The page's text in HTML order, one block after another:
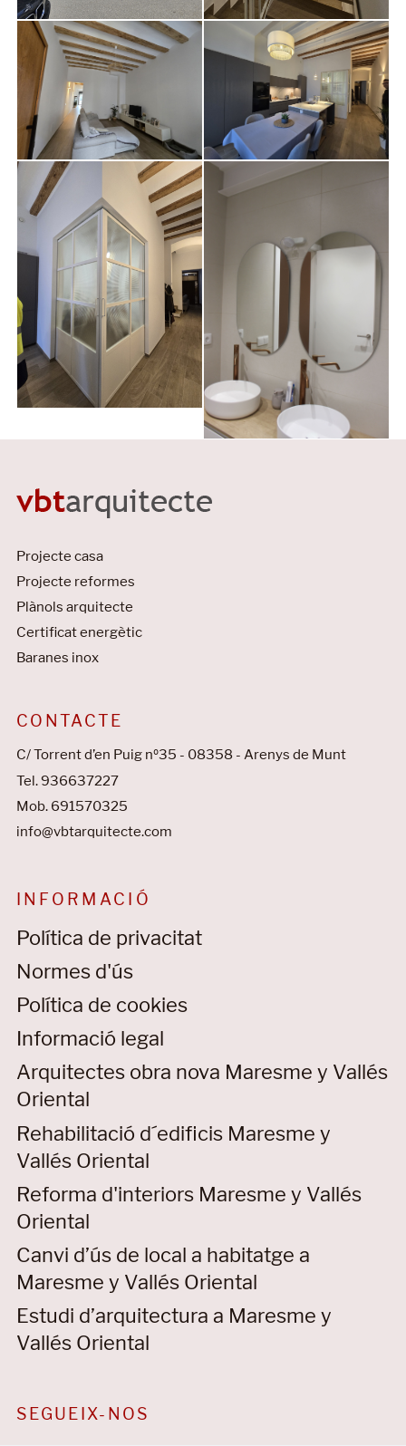
Projecte casa
Projecte reformes
Plànols arquitecte
Certificat energètic
Baranes inox
CONTACTE
C/ Torrent d’en Puig nº35 - 08358 - Arenys de Munt
Tel. 936637227
Mob. 691570325
info@vbtarquitecte.com
INFORMACIÓ
Política de privacitat
Normes d'ús
Política de cookies
Informació legal
Arquitectes obra nova Maresme y Vallés
Oriental
Rehabilitació d´edificis Maresme y
Vallés Oriental
Reforma d'interiors Maresme y Vallés
Oriental
Canvi d’ús de local a habitatge a
Maresme y Vallés Oriental
Estudi d’arquitectura a Maresme y
Vallés Oriental
SEGUEIX-NOS